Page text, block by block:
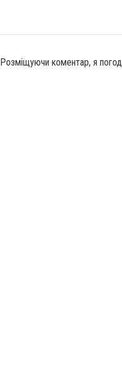
Розміщуючи коментар, я